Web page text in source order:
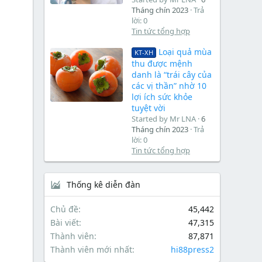
Tháng chín 2023 Trả
lời: 0
Tin tức tổng hợp
KT-XH
Loại quả mùa
thu được mệnh
danh là “trái cây của
các vị thần” nhờ 10
lợi ích sức khỏe
tuyệt vời
Started by Mr LNA 6
Tháng chín 2023 Trả
lời: 0
Tin tức tổng hợp
Thống kê diễn đàn
Chủ đề
45,442
Bài viết
47,315
Thành viên
87,871
Thành viên mới nhất
hi88press2